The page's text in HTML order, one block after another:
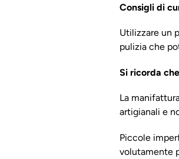
Consigli di
Utilizzare un
pulizia che
Si ricorda
La
artigianali e
Piccole
volutamente